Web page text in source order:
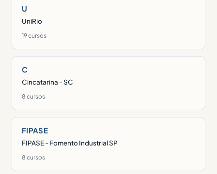
U
UniRio
19 cursos
C
Cincatarina - SC
8 cursos
FIPASE
FIPASE - Fomento Industrial SP
8 cursos